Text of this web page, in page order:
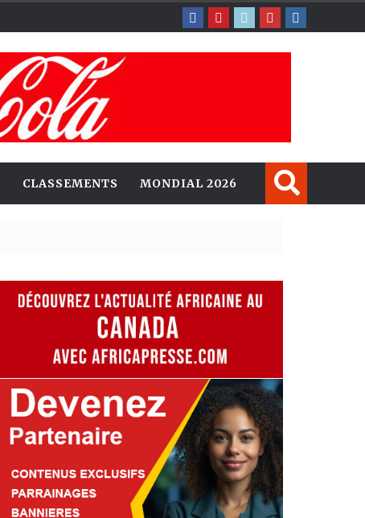
CLASSEMENTS MONDIAL 2026